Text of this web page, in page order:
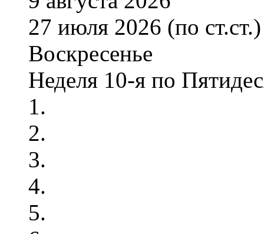
27 июля 2026 (по ст.ст.)
Воскресенье
Неделя 10-я по